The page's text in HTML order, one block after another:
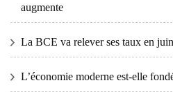
augmente
La BCE va relever ses taux en juin
L’économie moderne est-elle